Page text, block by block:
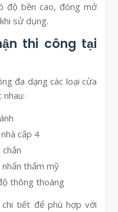
độ bền cao, đóng mở
sử dụng.
thi công tại
đa dạng các loại cửa
nhau:
cấp 4
thẩm mỹ
thông thoáng
tiết để phù hợp với